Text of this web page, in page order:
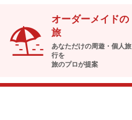
オーダーメイドの
旅
あなただけの周遊・個人旅
行を
旅のプロが提案